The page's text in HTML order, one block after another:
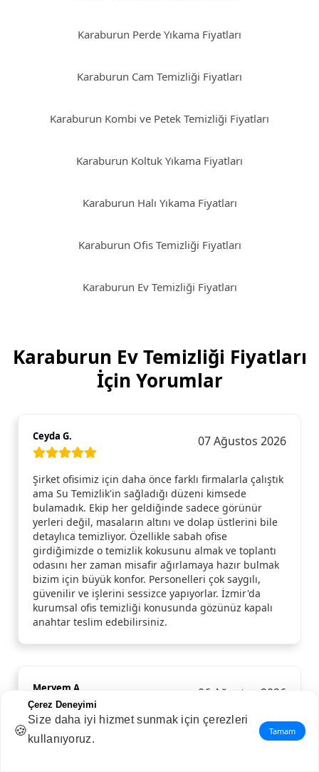
Karaburun Perde Yıkama Fiyatları
Karaburun Cam Temizliği Fiyatları
Karaburun Kombi ve Petek Temizliği Fiyatları
Karaburun Koltuk Yıkama Fiyatları
Karaburun Halı Yıkama Fiyatları
Karaburun Ofis Temizliği Fiyatları
Karaburun Ev Temizliği Fiyatları
Karaburun Ev Temizliği Fiyatları
İçin Yorumlar
Ceyda G. 07 Ağustos 2026
Şirket ofisimiz için daha önce farklı firmalarla çalıştık
ama Su Temizlik'in sağladığı düzeni kimsede
bulamadık. Ekip her geldiğinde sadece görünür
yerleri değil, masaların altını ve dolap üstlerini bile
detaylıca temizliyor. Özellikle sabah ofise
girdiğimizde o temizlik kokusunu almak ve toplantı
odasını her zaman misafir ağırlamaya hazır bulmak
bizim için büyük konfor. Personelleri çok saygılı,
güvenilir ve işlerini sessizce yapıyorlar. İzmir'da
kurumsal ofis temizliği konusunda gözünüz kapalı
anahtar teslim edebilirsiniz.
Meryem A. 06 Ağustos 2026
Ofisimizin haftada 2 olmak üzere periyodik
temizliğinin yapılması için kendileriyle iletişime
🍪
Çerez Deneyimi
Size daha iyi hizmet sunmak için çerezleri
kullanıyoruz.
Tamam